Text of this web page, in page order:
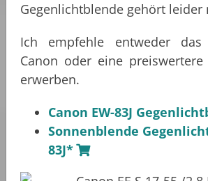
Gegenlichtblende gehört leider
Ich empfehle entweder
Canon oder eine
erwerben.
Canon EW-83J
Sonnenblende
83J*